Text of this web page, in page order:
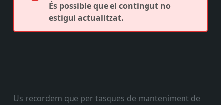
És possible que el contingut no
estigui actualitzat.
Us recordem que per tasques de manteniment de